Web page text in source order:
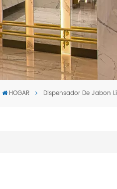
HOGAR Dispensador De Jabon